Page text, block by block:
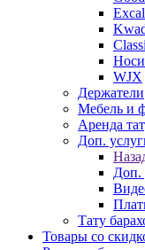
WJX
Держатели
Мебель и
Аренда
Доп.
Доп.
Тату
Товары со